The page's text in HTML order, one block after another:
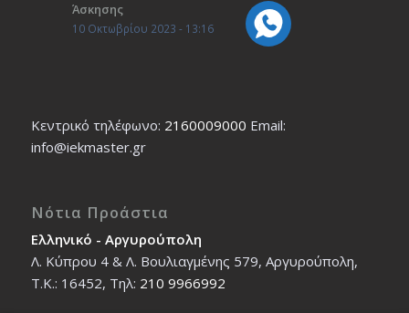
Άσκησης
10 Οκτωβρίου 2023 - 13:16
Κεντρικό τηλέφωνο: 2160009000 Εmail:
info@iekmaster.gr
Νότια Προάστια
Ελληνικό - Αργυρούπολη
Λ. Κύπρου 4 & Λ. Βουλιαγμένης 579, Αργυρούπολη,
T.K.: 16452, Τηλ: 210 9966992